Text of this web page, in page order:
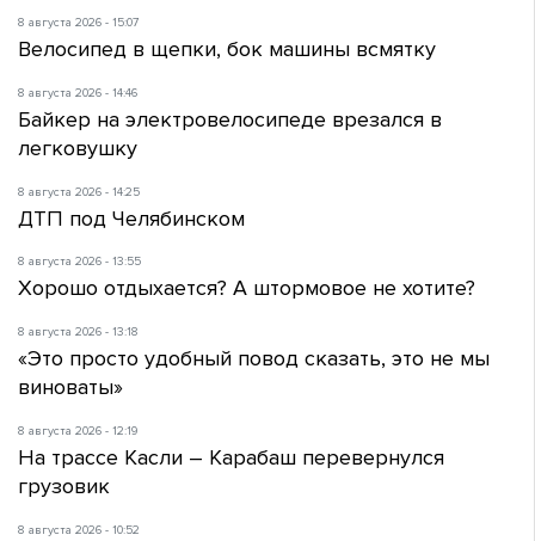
8 августа 2026 - 15:07
Велосипед в щепки, бок машины всмятку
8 августа 2026 - 14:46
Байкер на электровелосипеде врезался в
легковушку
8 августа 2026 - 14:25
ДТП под Челябинском
8 августа 2026 - 13:55
Хорошо отдыхается? А штормовое не хотите?
8 августа 2026 - 13:18
«Это просто удобный повод сказать, это не мы
виноваты»
8 августа 2026 - 12:19
На трассе Касли – Карабаш перевернулся
грузовик
8 августа 2026 - 10:52